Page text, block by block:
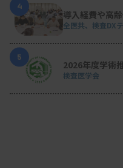
4
導入経費や高
全医共、検査DX
5
2026年度学術
検査医学会